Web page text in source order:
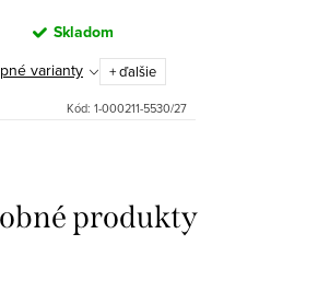
Skladom
varianty + ďalšie
Kód: 1-000211-5530/27